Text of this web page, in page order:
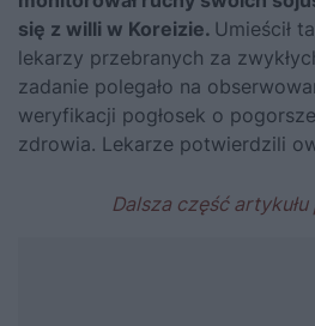
się z willi w Koreizie. Umieścił
lekarzy przebranych za
zadanie polegało na
weryfikacji pogłosek o
zdrowia. Lekarze potwierdzili